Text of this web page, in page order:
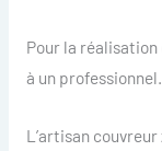
Pour la
à un professionnel.
L’artisan